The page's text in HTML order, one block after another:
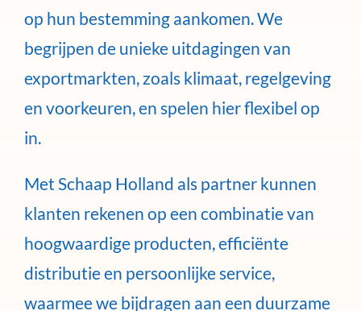
op hun bestemming aankomen. We
begrijpen de unieke uitdagingen van
exportmarkten, zoals klimaat, regelgeving
en voorkeuren, en spelen hier flexibel op
in.
Met Schaap Holland als partner kunnen
klanten rekenen op een combinatie van
hoogwaardige producten, efficiënte
distributie en persoonlijke service,
waarmee we bijdragen aan een duurzame